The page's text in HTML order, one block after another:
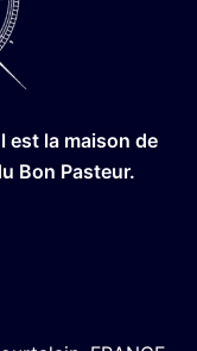
est la maison de
Bon Pasteur.